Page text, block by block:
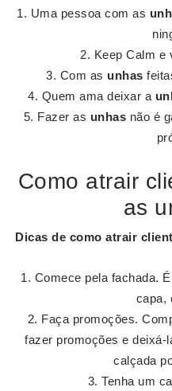
Uma pessoa com as
Keep Calm e
Com as unhas
Quem ama deixar a
Fazer as unhas não é
Como atrair
as
Dicas de como atrair
Comece pela fachada.
capa,
Faça promoções.
fazer promoções e
calçada
Tenha um